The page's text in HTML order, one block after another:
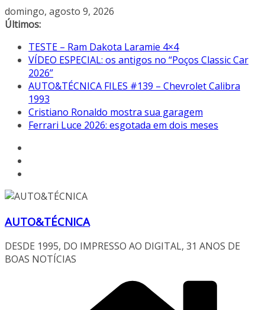
Pular
para
conteúdo
domingo, agosto 9, 2026
Últimos:
TESTE – Ram Dakota Laramie 4×4
VÍDEO ESPECIAL: os antigos no “Poços Classic Car
2026”
AUTO&TÉCNICA FILES #139 – Chevrolet Calibra
1993
Cristiano Ronaldo mostra sua garagem
Ferrari Luce 2026: esgotada em dois meses
AUTO&TÉCNICA
DESDE 1995, DO IMPRESSO AO DIGITAL, 31 ANOS DE
BOAS NOTÍCIAS